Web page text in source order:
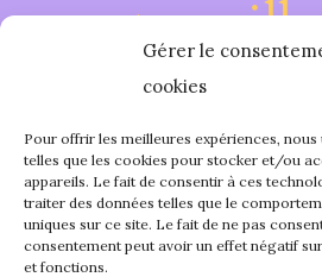
Gérer le
cookies
Pour offrir les meilleures expériences,
telles que les cookies pour stocker et/ou
appareils. Le fait de consentir à ces
traiter des données telles que le
uniques sur ce site. Le fait de ne pas
consentement peut avoir un effet négatif
et fonctions.
quelque
fantastique